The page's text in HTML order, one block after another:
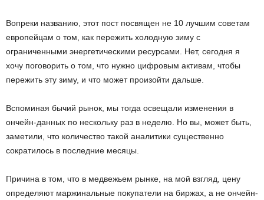
Вопреки названию, этот пост посвящен не 10 лучшим советам
европейцам о том, как пережить холодную зиму с
ограниченными энергетическими ресурсами. Нет, сегодня я
хочу поговорить о том, что нужно цифровым активам, чтобы
пережить эту зиму, и что может произойти дальше.
Вспоминая бычий рынок, мы тогда освещали изменения в
ончейн-данных по нескольку раз в неделю. Но вы, может быть,
заметили, что количество такой аналитики существенно
сократилось в последние месяцы.
Причина в том, что в медвежьем рынке, на мой взгляд, цену
определяют маржинальные покупатели на биржах, а не ончейн-